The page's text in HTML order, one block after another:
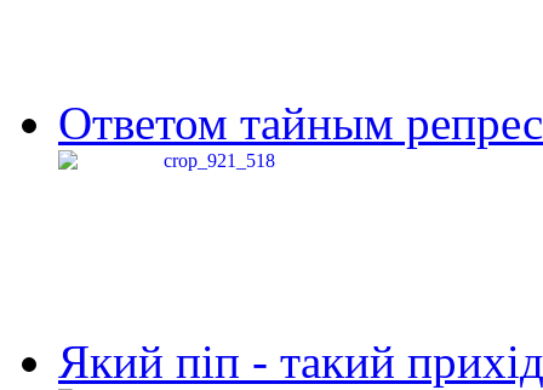
Ответом тайным
Який піп - такий